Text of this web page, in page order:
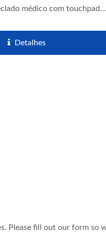
médico com touchpad...
Detalhes